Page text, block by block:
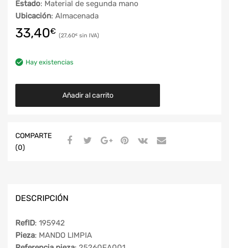
Estado: Material de segunda mano
Ubicación: Almacenada
33,40€ 27,60€
Hay existencias
Añadir al carrito
COMPARTE
(0)
DESCRIPCIÓN
RefID: 195942
Pieza: MANDO LIMPIA